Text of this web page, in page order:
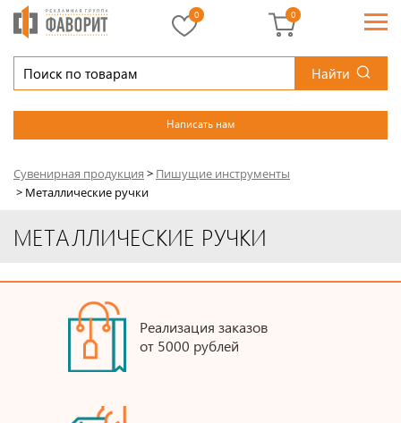
Найти
Написать нам
0 0
Сувенирная продукция > Пишущие инструменты
> Металлические ручки
МЕТАЛЛИЧЕСКИЕ РУЧКИ
Реализация заказов
от 5000 рублей